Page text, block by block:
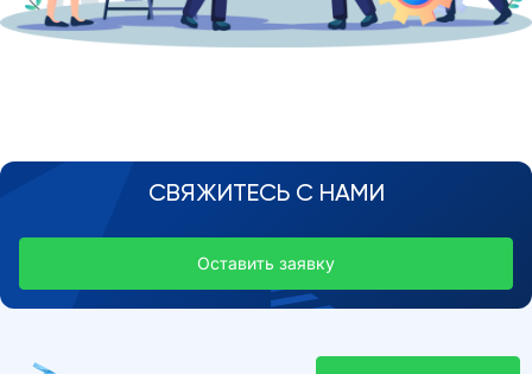
СВЯЖИТЕСЬ С НАМИ
Оставить заявку